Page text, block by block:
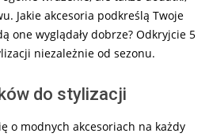
Jakie akcesoria podkreślą Twoje
one wyglądały dobrze? Odkryjcie 5
niezależnie od sezonu.
do stylizacji
o modnych akcesoriach na każdy